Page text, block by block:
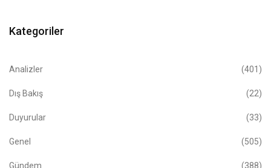
Kategoriler
Analizler (401)
Dış Bakış (22)
Duyurular (33)
Genel (505)
Gündem (388)